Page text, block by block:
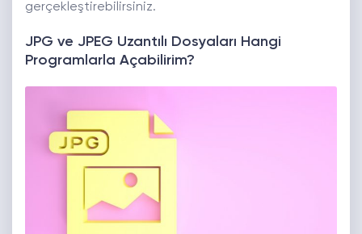
gerçekleştirebilirsiniz.
JPG ve JPEG Uzantılı Dosyaları Hangi
Programlarla Açabilirim?